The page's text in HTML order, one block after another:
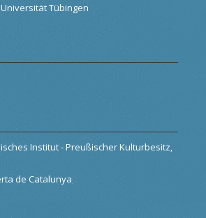
Tübingen
Institut - Preußischer Kulturbesitz,
de Catalunya